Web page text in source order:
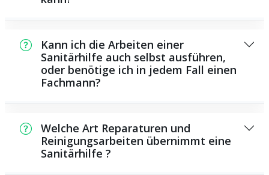
Zeit an der Schadensstelle sein. Dies hängt
unter anderem von der Auftragslage zu dem
Zeitpunkt ab sowie von der
Verkehrssituation und der örtlichen
Kann ich die Arbeiten einer
Sanitärhilfe auch selbst ausführen,
oder benötige ich in jedem Fall einen
Fachmann?
Wartungsarbeiten, die Sie eigenständig
durchführen können, beispielsweise das
Verwenden von Rohrreinigern aus dem
Welche Art Reparaturen und
Reinigungsarbeiten übernimmt eine
Sanitärhilfe ?